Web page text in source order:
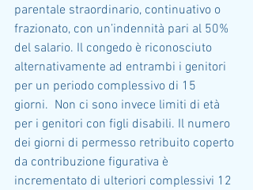
parentale straordinario, continuativo o
frazionato, con un’indennità pari al 50%
del salario. Il congedo è riconosciuto
alternativamente ad entrambi i genitori
per un periodo complessivo di 15
giorni.  Non ci sono invece limiti di età
per i genitori con figli disabili. Il numero
dei giorni di permesso retribuito coperto
da contribuzione figurativa è
incrementato di ulteriori complessivi 12